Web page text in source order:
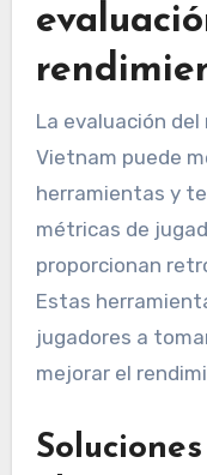
La evaluación
Vietnam puede
herramientas y
métricas de
proporcionan
Estas
jugadores a
mejorar el